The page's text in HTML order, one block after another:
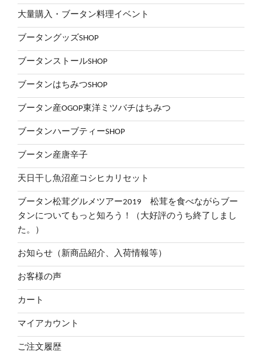
大量購入・ブータン料理イベント
ブータングッズSHOP
ブータンストールSHOP
ブータンはちみつSHOP
ブータン産OGOP東洋ミツバチはちみつ
ブータンハーブティーSHOP
ブータン産唐辛子
天日干し魚沼産コシヒカリセット
ブータン松茸グルメツアー2019 松茸を食べながらブー
タンについてもっと知ろう！（大好評のうち終了しまし
た。）
お知らせ（新商品紹介、入荷情報等）
お客様の声
カート
マイアカウント
ご注文履歴